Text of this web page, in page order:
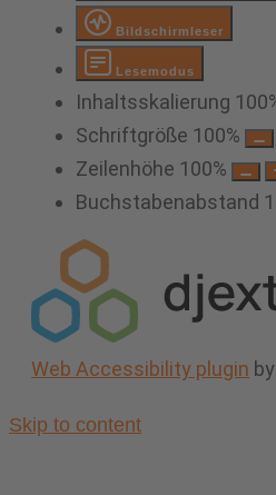
Bildschirmleser
Lesemodus
Inhaltsskalierung 100
Schriftgröße 100%
Zeilenhöhe 100%
Buchstabenabstand
Web Accessibility plugin
Skip to content